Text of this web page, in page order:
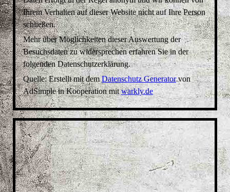
Ihrem Verhalten auf dieser Website nicht auf Ihre Person
schließen.
Mehr über Möglichkeiten dieser Auswertung der
Besuchsdaten zu widersprechen erfahren Sie in der
folgenden Datenschutzerklärung.
Quelle: Erstellt mit demDatenschutz Generatorvon
AdSimple in Kooperation mitwarkly.de